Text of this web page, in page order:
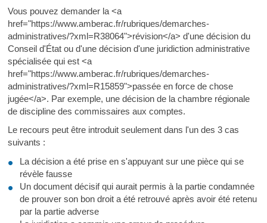
Vous pouvez demander la <a
href="https://www.amberac.fr/rubriques/demarches-
administratives/?xml=R38064">révision</a> d'une décision du
Conseil d'État ou d'une décision d'une juridiction administrative
spécialisée qui est <a
href="https://www.amberac.fr/rubriques/demarches-
administratives/?xml=R15859">passée en force de chose
jugée</a>. Par exemple, une décision de la chambre régionale
de discipline des commissaires aux comptes.
Le recours peut être introduit seulement dans l'un des 3 cas
suivants :
La décision a été prise en s'appuyant sur une pièce qui se
révèle fausse
Un document décisif qui aurait permis à la partie condamnée
de prouver son bon droit a été retrouvé après avoir été retenu
par la partie adverse